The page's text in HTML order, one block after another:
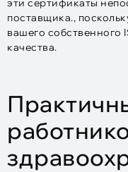
эти сертификаты
поставщика.,
вашего собственного
качества.​